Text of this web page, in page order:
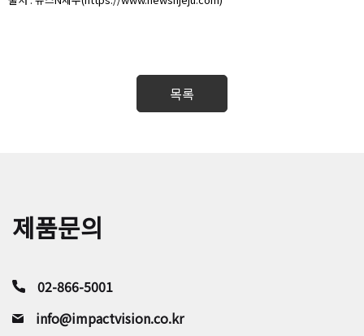
제품문의
02-866-5001
info@impactvision.co.kr